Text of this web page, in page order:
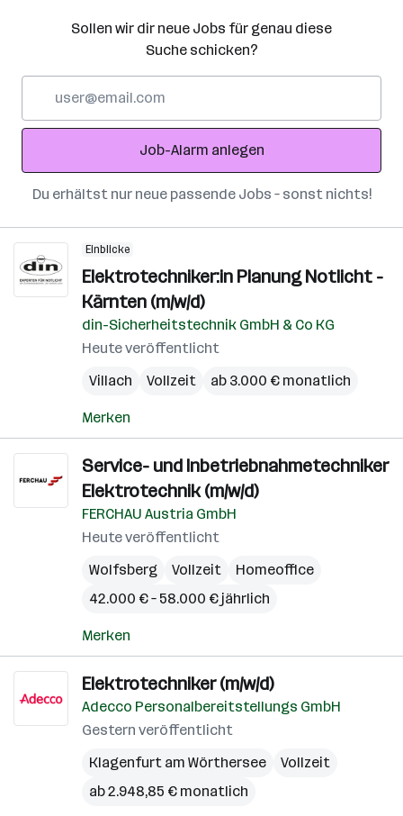
Sollen wir dir neue Jobs für genau diese
Suche schicken?
Adresse
Job-Alarm anlegen
Du erhältst nur neue passende Jobs – sonst nichts!
Einblicke
Elektrotechniker:in Planung Notlicht -
Kärnten (m/w/d)
din-Sicherheitstechnik GmbH & Co KG
Heute veröffentlicht
Villach
Vollzeit ab 3.000 € monatlich
Merken
Service- und Inbetriebnahmetechniker
Elektrotechnik (m/w/d)
FERCHAU Austria GmbH
Heute veröffentlicht
Wolfsberg
Vollzeit
Homeoffice
42.000 € – 58.000 € jährlich
Merken
Elektrotechniker (m/w/d)
Adecco Personalbereitstellungs GmbH
Gestern veröffentlicht
Klagenfurt am Wörthersee
Vollzeit
ab 2.948,85 € monatlich